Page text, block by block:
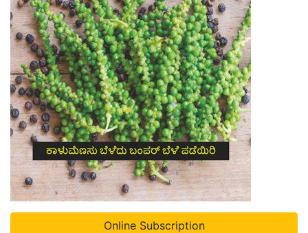
Online Subscription